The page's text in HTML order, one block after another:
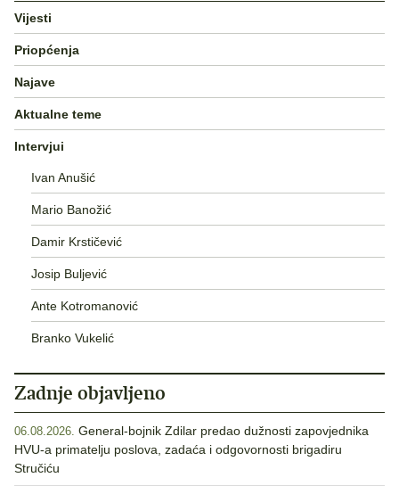
Vijesti
Priopćenja
Najave
Aktualne teme
Intervjui
Ivan Anušić
Mario Banožić
Damir Krstičević
Josip Buljević
Ante Kotromanović
Branko Vukelić
Zadnje objavljeno
06.08.2026. General-bojnik Zdilar predao dužnosti zapovjednika
HVU-a primatelju poslova, zadaća i odgovornosti brigadiru
Stručiću